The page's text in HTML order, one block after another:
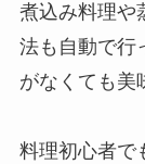
煮込み料理や
法も自動で行
がなくても美
料理初心者で